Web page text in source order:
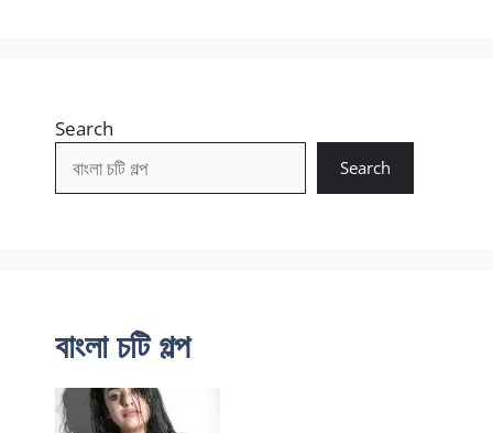
Search
Search
বাংলা চটি গল্প